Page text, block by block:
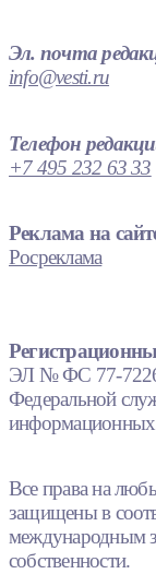
Эл. почта
info@vesti.ru
Телефон
+7 495 232 63 33
Реклама на
Росреклама
ЭЛ № ФС 77-
Федеральной
информационных
Все права на
защищены в
международным
собственности.